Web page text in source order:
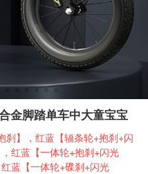
金脚踏单车中大童宝宝
刹】，红蓝【辐条轮+抱刹+闪
红蓝【一体轮+抱刹+闪光
蓝【一体轮+碟刹+闪光